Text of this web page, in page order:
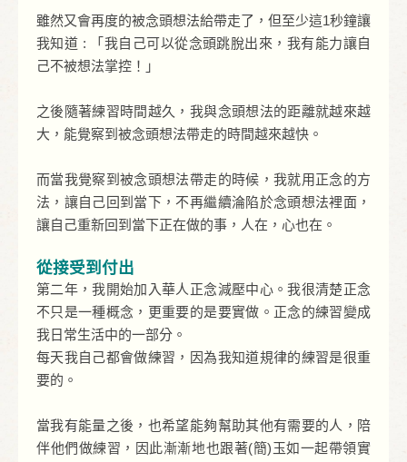
雖然又會再度的被念頭想法給帶走了，但至少這1秒鐘讓
我知道 : 「我自己可以從念頭跳脫出來，我有能力讓自
己不被想法掌控！」
之後隨著練習時間越久，我與念頭想法的距離就越來越
大，能覺察到被念頭想法帶走的時間越來越快。
而當我覺察到被念頭想法帶走的時候，我就用正念的方
法，讓自己回到當下，不再繼續淪陷於念頭想法裡面，
讓自己重新回到當下正在做的事，人在，心也在。
從接受到付出
第二年，我開始加入華人正念減壓中心。我很清楚正念
不只是一種概念，更重要的是要實做。正念的練習變成
我日常生活中的一部分。
每天我自己都會做練習，因為我知道規律的練習是很重
要的。
當我有能量之後，也希望能夠幫助其他有需要的人，陪
伴他們做練習，因此漸漸地也跟著(簡)玉如一起帶領實